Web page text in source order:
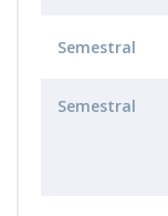
Semestral
Semestral